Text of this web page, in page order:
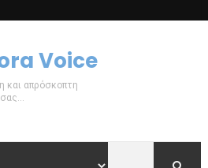
Voice
και απρόσκοπτη